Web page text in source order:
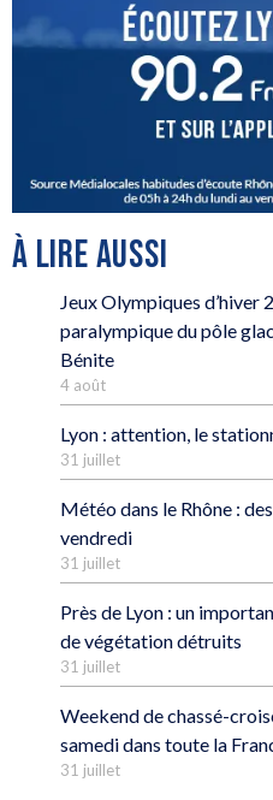
À LIRE AUSSI
Jeux Olympiques d’hiver
paralympique du pôle
Bénite
4 août
Lyon : attention, le
31 juillet
Météo dans le Rhône :
vendredi
31 juillet
Près de Lyon : un
de végétation détruits
31 juillet
Weekend de chassé-
samedi dans toute la
31 juillet